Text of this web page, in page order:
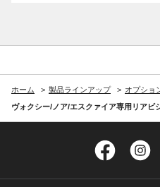
ホーム 製品ラインアップ
オプショ
ヴォクシー/ノア/エスクァイア専用リアビ
Facebook